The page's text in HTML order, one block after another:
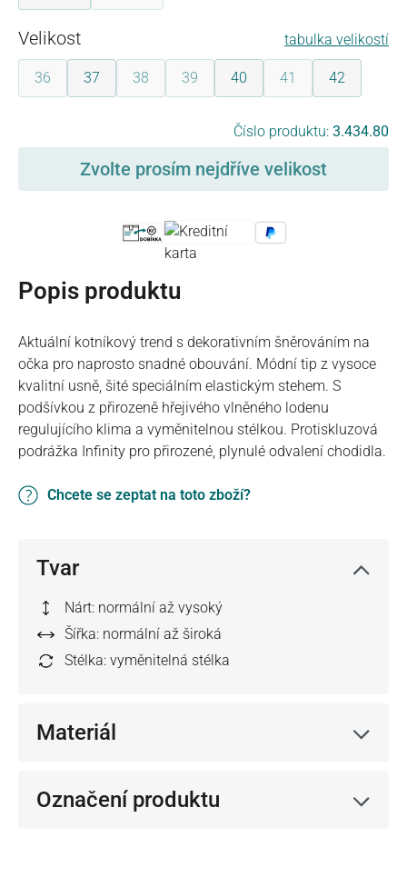
Vyberte
Velikost tabulka velikostí
36(Tato možnost není momentálně k dispozici.)
37 38(Tato možnost není momentálně k dispozici.)
39(Tato možnost není momentálně k
40 41(Tato možnost není
42
Číslo produktu: 3.434.80
Zvolte prosím nejdříve velikost
Popis produktu
Aktuální kotníkový trend s dekorativním šněrováním na
očka pro naprosto snadné obouvání. Módní tip z vysoce
kvalitní usně, šité speciálním elastickým stehem. S
podšívkou z přirozeně hřejivého vlněného lodenu
regulujícího klima a vyměnitelnou stélkou. Protiskluzová
podrážka Infinity pro přirozené, plynulé odvalení chodidla.
Chcete se zeptat na toto zboží?
Tvar
Nárt: normální až vysoký
Šířka: normální až široká
Stélka: vyměnitelná stélka
Materiál
Označení produktu